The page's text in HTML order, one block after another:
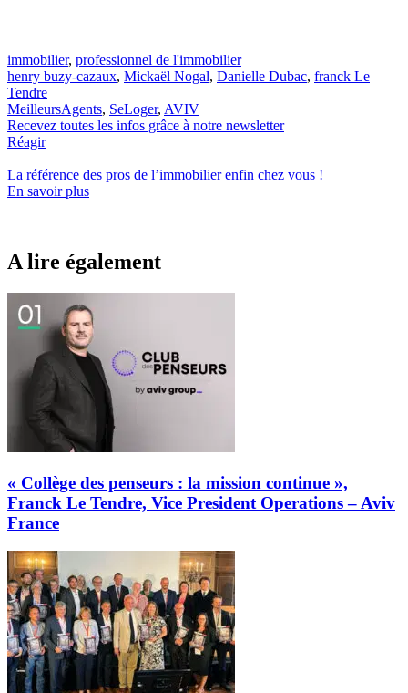
immobilier, professionnel de l'immobilier
henry buzy-cazaux, Mickaël Nogal, Danielle Dubac, franck Le
Tendre
MeilleursAgents, SeLoger, AVIV
Recevez toutes les infos grâce à notre newsletter
Réagir
La référence des pros de l’immobilierenfin chez vous !
En savoir plus
A lire également
« Collège des penseurs : la mission continue »,
Franck Le Tendre, Vice President Operations – Aviv
France